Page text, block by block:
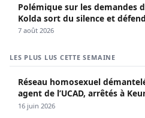
Polémique sur les demandes
Kolda sort du silence et
7 août 2026
LES PLUS LUS CETTE SEMAINE
Réseau homosexuel
agent de l’UCAD, arrêtés à
propagé le VIH depuis 2018
16 juin 2026